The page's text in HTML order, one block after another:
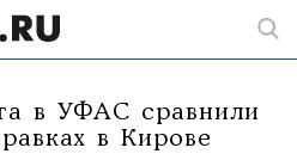
в УФАС сравнили
в Кирове